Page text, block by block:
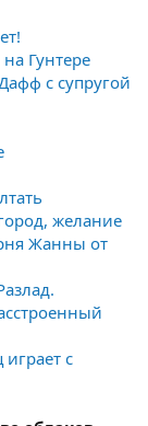
Гунтере
с супругой
желание
Жанны от
с